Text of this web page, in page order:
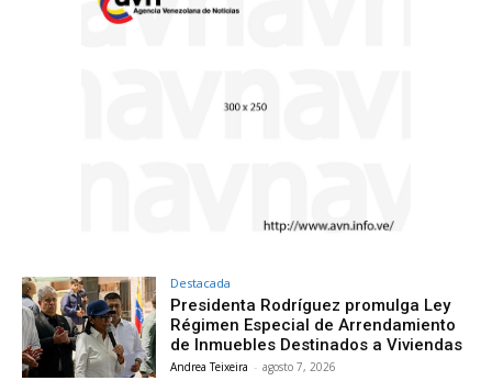
Destacada
Presidenta Rodríguez promulga Ley
Régimen Especial de Arrendamiento
de Inmuebles Destinados a Viviendas
Andrea Teixeira - agosto 7, 2026